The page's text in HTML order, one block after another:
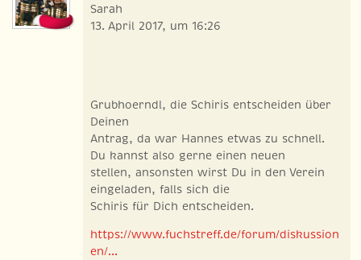
Sarah
13. April 2017, um 16:26
Grubhoerndl, die Schiris entscheiden über
Deinen
Antrag, da war Hannes etwas zu schnell.
Du kannst also gerne einen neuen
stellen, ansonsten wirst Du in den Verein
eingeladen, falls sich die
Schiris für Dich entscheiden.
https://www.fuchstreff.de/forum/diskussion
en/...